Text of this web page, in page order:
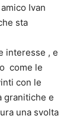
Ivan
sta
interesse , e
come le
con le
granitiche e
una svolta